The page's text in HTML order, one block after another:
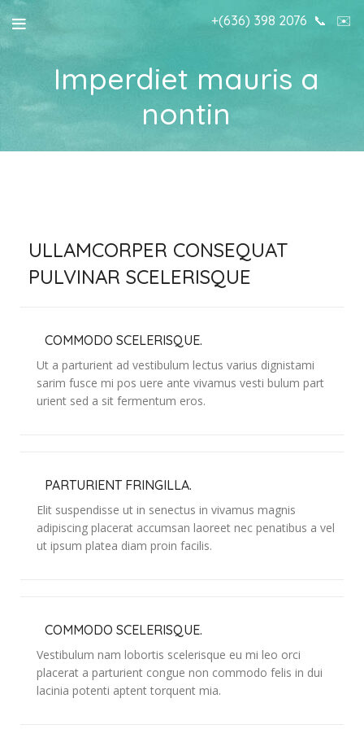
+(636) 398 2076 📞 ✉️
Imperdiet mauris a
nontin
ULLAMCORPER CONSEQUAT
PULVINAR SCELERISQUE
COMMODO SCELERISQUE.
Ut a parturient ad vestibulum lectus varius dignistami
sarim fusce mi pos uere ante vivamus vesti bulum part
urient sed a sit fermentum eros.
PARTURIENT FRINGILLA.
Elit suspendisse ut in senectus in vivamus magnis
adipiscing placerat accumsan laoreet nec penatibus a vel
ut ipsum platea diam proin facilis.
COMMODO SCELERISQUE.
Vestibulum nam lobortis scelerisque eu mi leo orci
placerat a parturient congue non commodo felis in dui
lacinia potenti aptent torquent mia.